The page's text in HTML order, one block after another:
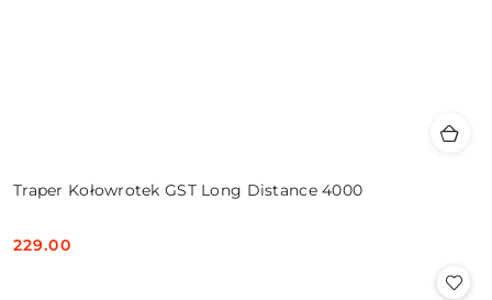
Traper Kołowrotek GST Long Distance 4000
Cena:
229.00